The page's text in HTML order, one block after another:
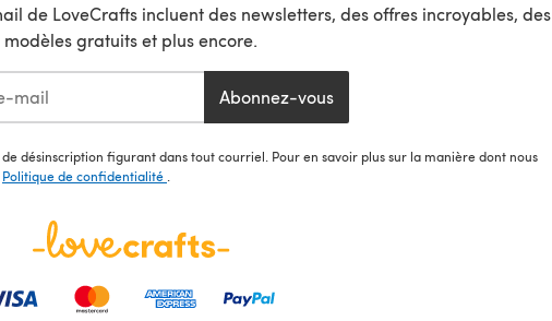
de LoveCrafts incluent des newsletters, des offres incroyables, des
modèles gratuits et plus encore.
Abonnez-vous
désinscription figurant dans tout courriel. Pour en savoir plus sur la manière dont nous
Politique de confidentialité